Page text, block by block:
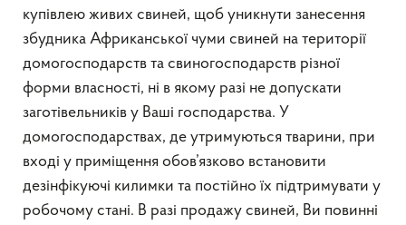
купівлею живих свиней, щоб уникнути занесення
збудника Африканської чуми свиней на території
домогосподарств та свиногосподарств різної
форми власності, ні в якому разі не допускати
заготівельників у Ваші господарства. У
домогосподарствах, де утримуються тварини, при
вході у приміщення обов’язково встановити
дезінфікуючі килимки та постійно їх підтримувати у
робочому стані. В разі продажу свиней, Ви повинні